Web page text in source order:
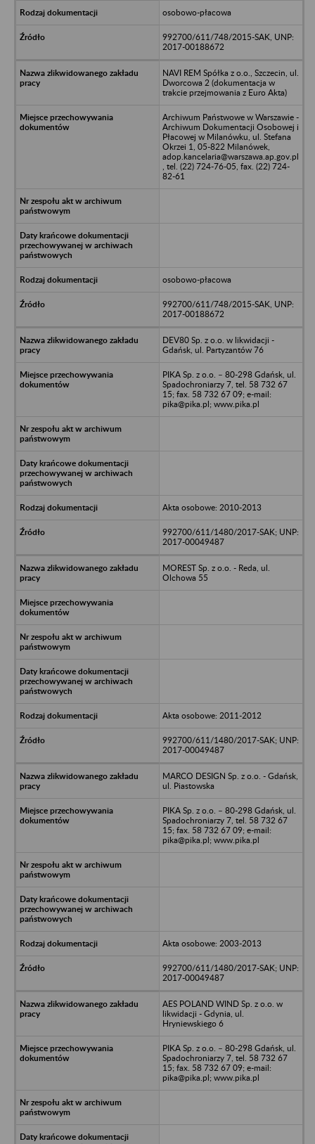
osobowo-płacowa
992700/611/748/2015-SAK, UNP:
2017-00188672
NAVI REM Spółka z o.o., Szczecin, ul.
Dworcowa 2 (dokumentacja w
trakcie przejmowania z Euro Akta)
Archiwum Państwowe w Warszawie -
Archiwum Dokumentacji Osobowej i
Płacowej w Milanówku, ul. Stefana
Okrzei 1, 05-822 Milanówek,
adop.kancelaria@warszawa.ap.gov.pl
, tel. (22) 724-76-05, fax. (22) 724-
82-61
osobowo-płacowa
992700/611/748/2015-SAK, UNP:
2017-00188672
DEV80 Sp. z o.o. w likwidacji -
Gdańsk, ul. Partyzantów 76
PIKA Sp. z o.o. – 80-298 Gdańsk, ul.
Spadochroniarzy 7, tel. 58 732 67
15; fax. 58 732 67 09; e-mail:
pika@pika.pl; www.pika.pl
Akta osobowe: 2010-2013
992700/611/1480/2017-SAK; UNP:
2017-00049487
MOREST Sp. z o.o. - Reda, ul.
Olchowa 55
Akta osobowe: 2011-2012
992700/611/1480/2017-SAK; UNP:
2017-00049487
MARCO DESIGN Sp. z o.o. - Gdańsk,
ul. Piastowska
PIKA Sp. z o.o. – 80-298 Gdańsk, ul.
Spadochroniarzy 7, tel. 58 732 67
15; fax. 58 732 67 09; e-mail:
pika@pika.pl; www.pika.pl
Akta osobowe: 2003-2013
992700/611/1480/2017-SAK; UNP:
2017-00049487
AES POLAND WIND Sp. z o.o. w
likwidacji - Gdynia, ul.
Hryniewskiego 6
PIKA Sp. z o.o. – 80-298 Gdańsk, ul.
Spadochroniarzy 7, tel. 58 732 67
15; fax. 58 732 67 09; e-mail:
pika@pika.pl; www.pika.pl